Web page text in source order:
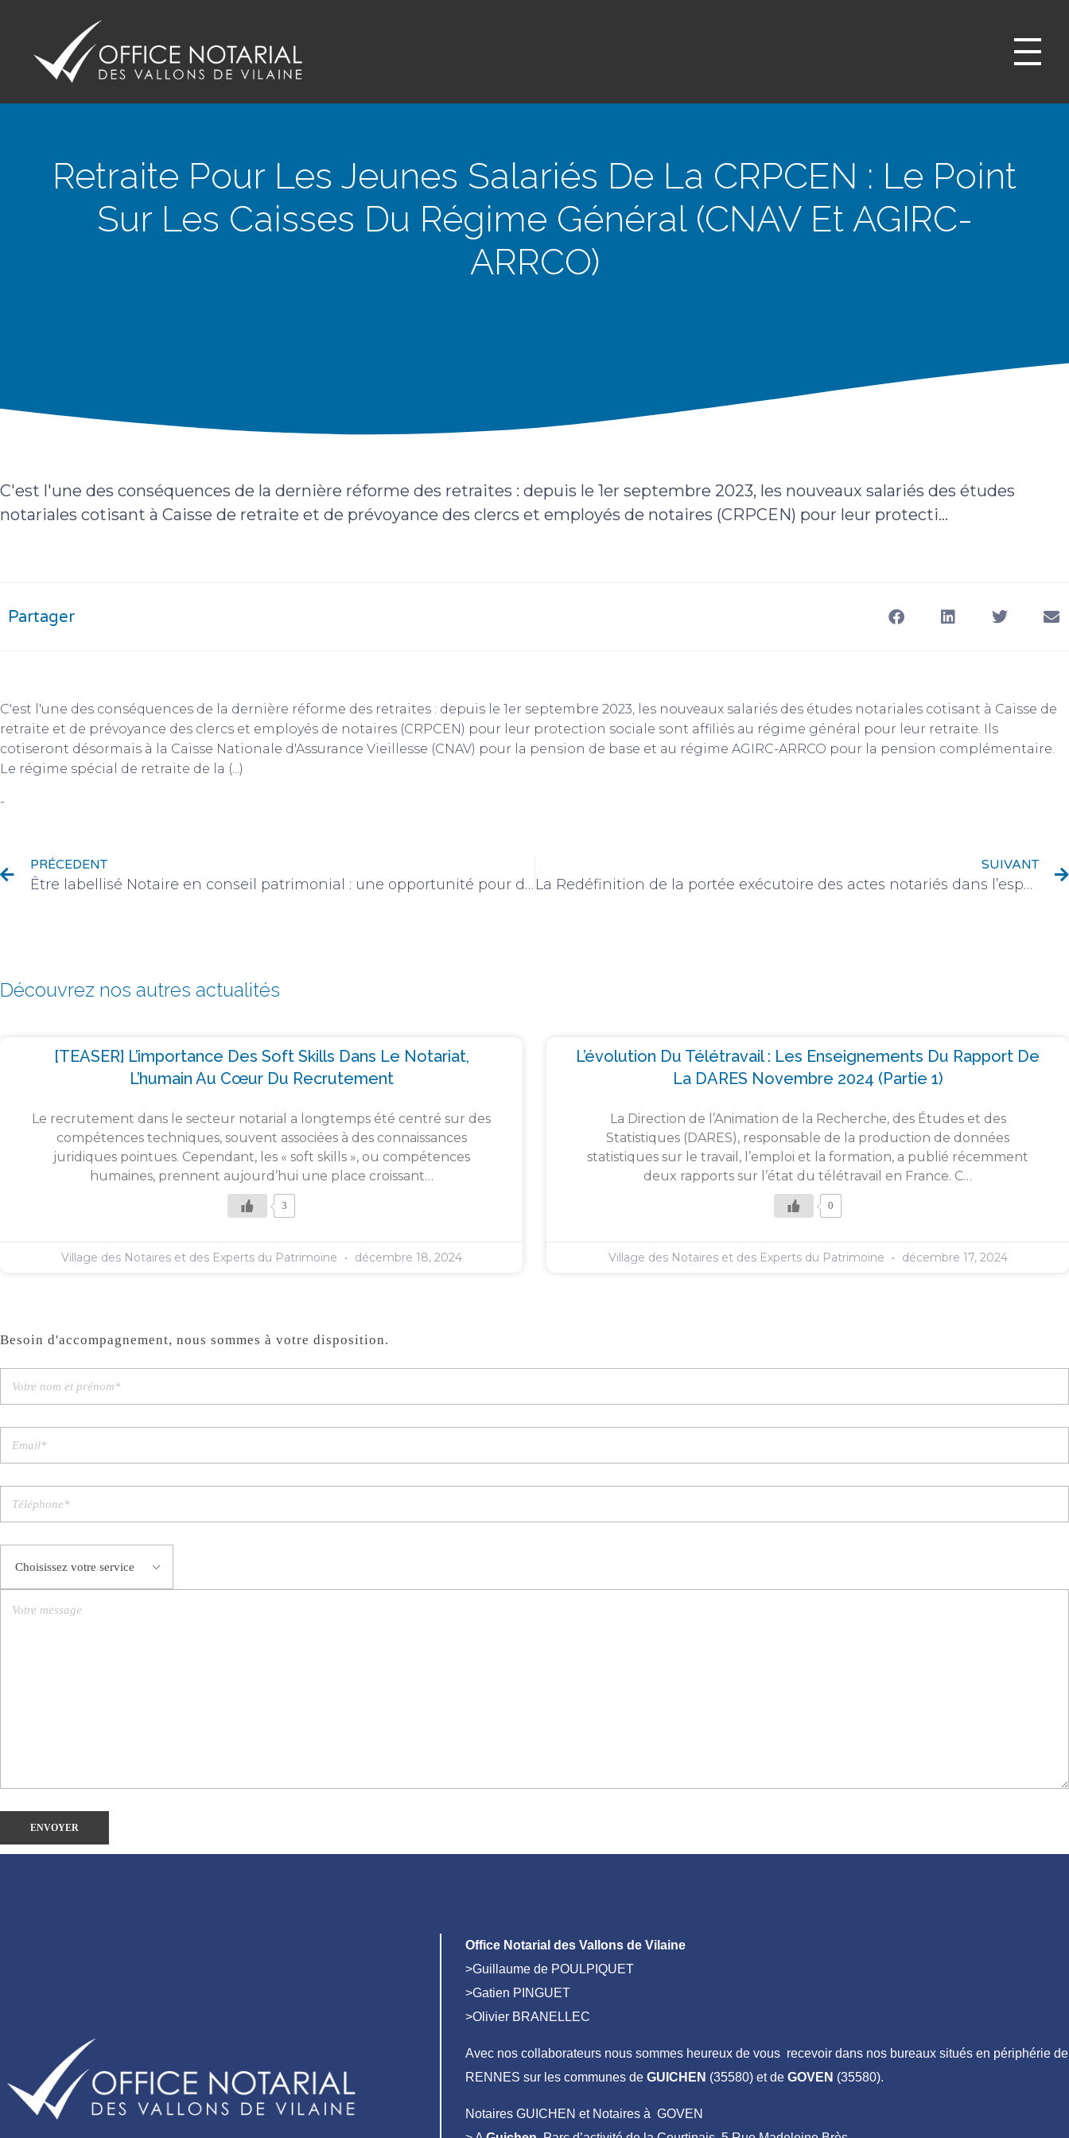
Retraite Pour Les Jeunes Salariés De La CRPCEN : Le Point
Sur Les Caisses Du Régime Général (CNAV Et AGIRC-
ARRCO)
C'est l'une des conséquences de la dernière réforme des retraites : depuis le 1er septembre 2023, les nouveaux salariés des études
notariales cotisant à Caisse de retraite et de prévoyance des clercs et employés de notaires (CRPCEN) pour leur protecti...
Partager
C'est l'une des conséquences de la dernière réforme des retraites : depuis le 1er septembre 2023, les nouveaux salariés des études notariales cotisant à Caisse de
retraite et de prévoyance des clercs et employés de notaires (CRPCEN) pour leur protection sociale sont affiliés au régime général pour leur retraite. Ils
cotiseront désormais à la Caisse Nationale d'Assurance Vieillesse (CNAV) pour la pension de base et au régime AGIRC-ARRCO pour la pension complémentaire.
Le régime spécial de retraite de la (...)
-
PRÉCEDENT
Être labellisé Notaire en conseil patrimonial : une opportunité pour diversifier ses activités
SUIVANT
La Redéfinition de la portée exécutoire des actes notariés dans l’espace OHADA
Découvrez nos autres actualités
[TEASER] L’importance Des Soft Skills Dans Le Notariat,
L’humain Au Cœur Du Recrutement
Le recrutement dans le secteur notarial a longtemps été centré sur des
compétences techniques, souvent associées à des connaissances
juridiques pointues. Cependant, les « soft skills », ou compétences
humaines, prennent aujourd’hui une place croissant…
3
Village des Notaires et des Experts du Patrimoine décembre 18, 2024
L’évolution Du Télétravail : Les Enseignements Du Rapport De
La DARES Novembre 2024 (partie 1)
La Direction de l’Animation de la Recherche, des Études et des
Statistiques (DARES), responsable de la production de données
statistiques sur le travail, l’emploi et la formation, a publié récemment
deux rapports sur l’état du télétravail en France. C…
0
Village des Notaires et des Experts du Patrimoine décembre 17, 2024
Besoin d'accompagnement, nous sommes à votre disposition.
Office Notarial des Vallons de Vilaine
>Guillaume de POULPIQUET
>Gatien PINGUET
>Olivier BRANELLEC
Avec nos collaborateurs nous sommes heureux de vous recevoir dans nos bureaux situés en périphérie de
RENNES sur les communes deGUICHEN (35580) et deGOVEN (35580).
Notaires GUICHEN et Notaires à GOVEN